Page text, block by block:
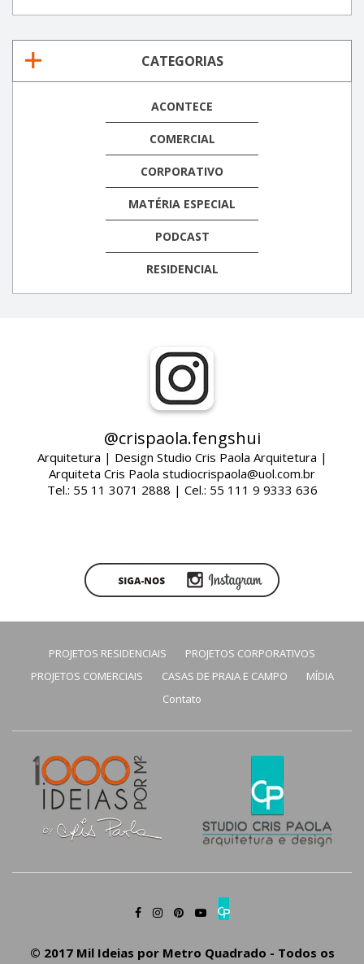
CATEGORIAS
ACONTECE
COMERCIAL
CORPORATIVO
MATÉRIA ESPECIAL
PODCAST
RESIDENCIAL
@crispaola.fengshui
Arquitetura | Design Studio Cris Paola Arquitetura |
Arquiteta Cris Paola studiocrispaola@uol.com.br
Tel.: 55 11 3071 2888 | Cel.: 55 111 9 9333 636
PROJETOS RESIDENCIAIS
PROJETOS CORPORATIVOS
PROJETOS COMERCIAIS
CASAS DE PRAIA E CAMPO
MÍDIA
Contato
© 2017 Mil Ideias por Metro Quadrado - Todos os